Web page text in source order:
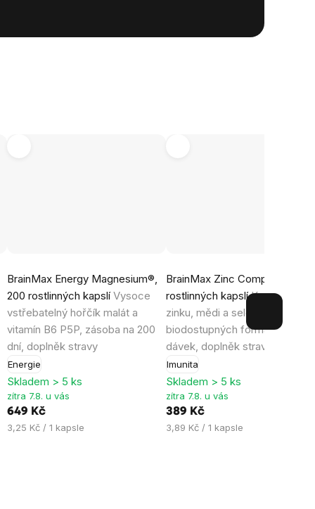
BrainMax Energy Magnesium®,
200 rostlinných kapslí Vysoce
vstřebatelný hořčík malát a
vitamín B6 P5P, zásoba na 200
dní, doplněk stravy
Energie
hodnocení
produktu
je
4,9
z
5
hvězdiček.
Skladem > 5 ks
zítra 7.8. u vás
649 Kč
Měrná
3,25 Kč / 1 kapsle
BrainMax Zinc Complex®, 100
rostlinných kapslíKombinace
zinku, mědi a selenu ve
biodostupných formách, 100
dávek, doplněk stravy
Imunita
hodnocení
produktu
je
4,9
z
5
hvězdiček.
Skladem > 5 ks
zítra 7.8. u vás
389 Kč
Měrná
3,89 Kč / 1 kapsle